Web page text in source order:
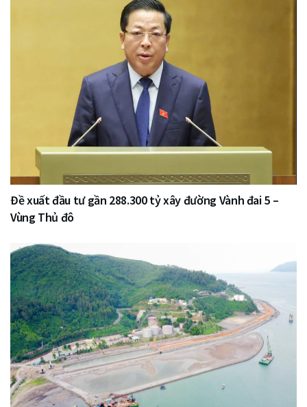
Đề xuất đầu tư gần 288.300 tỷ xây đường Vành đai 5 –
Vùng Thủ đô